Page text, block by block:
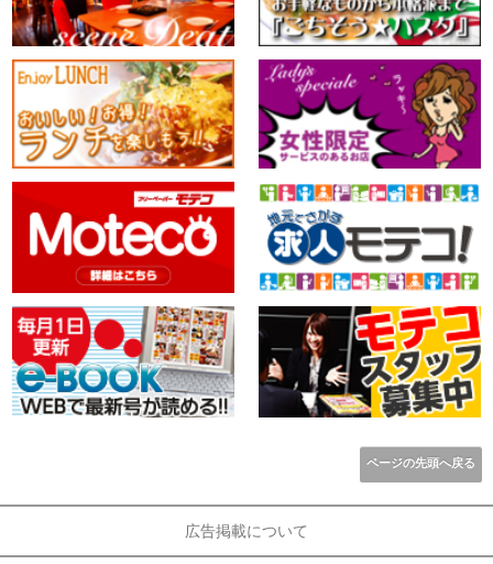
ページの先頭へ戻る
広告掲載について